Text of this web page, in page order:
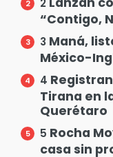
2
“Contigo,
3 Maná,
México-
4
Tirana en
Querétaro
5 Rocha
casa sin